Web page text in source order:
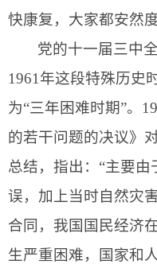
快康复，大家都安然
党的十一届三中
1961 年这段特殊历史
为“三年困难时期”。
的若干问题的决议》
总结，指出：“主要由
误，加上当时自然灾
合同，我国国民经济
生严重困难，国家和